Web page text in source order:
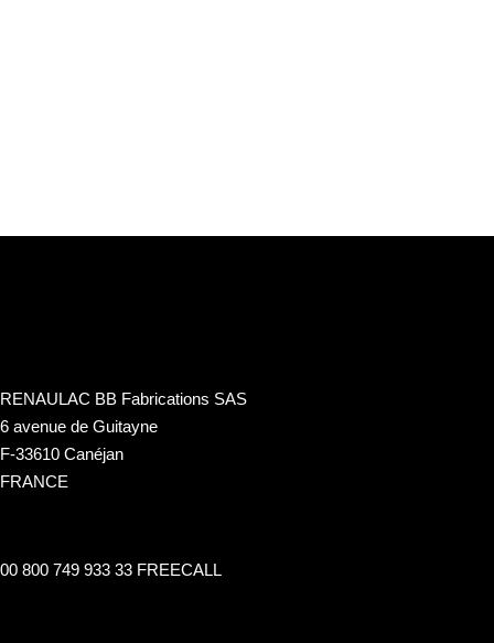
RENAULAC BB Fabrications SAS
6 avenue de Guitayne
F-33610 Canéjan
FRANCE
00 800 749 933 33 FREECALL